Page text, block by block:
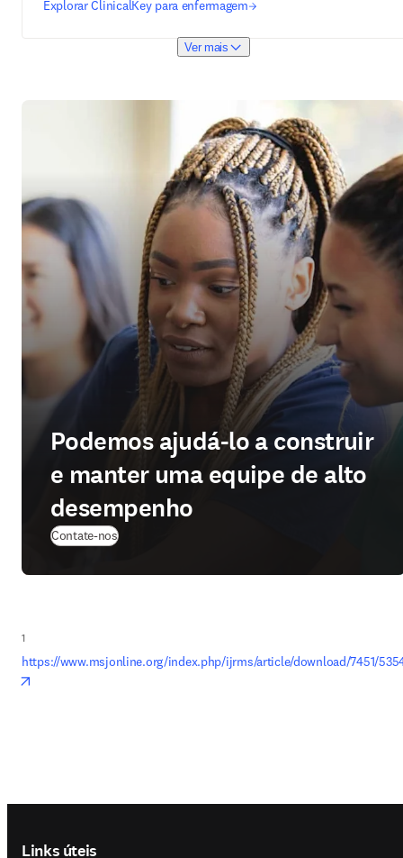
Explorar ClinicalKey para enfermagem
Ver mais
Podemos ajudá-lo a construir
e manter uma equipe de alto
desempenho
Contate-nos
1
https://www.msjonline.org/index.php/ijrms/article/download/7451/
Links úteis